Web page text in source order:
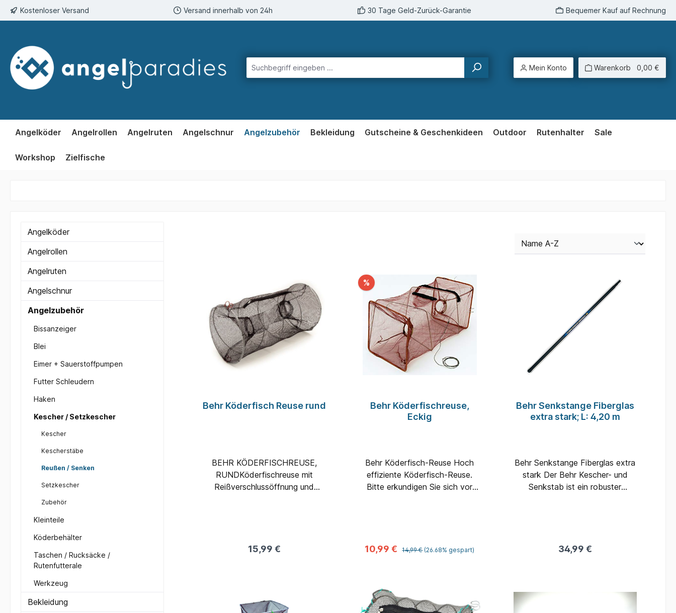
Zur Hauptnavigation springen
Kostenloser Versand Versand innerhalb von 24h 30 Tage Geld-Zurück-Garantie Bequemer Kauf auf Rechnung
Mein Konto Warenkorb 0,00 €
Angelköder Angelrollen Angelruten Angelschnur Angelzubehör Bekleidung Gutscheine & Geschenkideen Outdoor Rutenhalter Sale
Workshop Zielfische
Angelköder
Angelrollen
Angelruten
Angelschnur
Angelzubehör
Bissanzeiger
Blei
Eimer + Sauerstoffpumpen
Futter Schleudern
Haken
Kescher / Setzkescher
Kescher
Kescherstäbe
Reußen / Senken
Setzkescher
Zubehör
Kleinteile
Köderbehälter
Taschen / Rucksäcke /
Rutenfutterale
Werkzeug
Bekleidung
Behr Köderfisch Reuse rund
BEHR KÖDERFISCHREUSE,
RUNDKöderfischreuse mit
Reißverschlussöffnung und
Netzmaterial: 100 % Polyamid.
15,99 €
%
Behr Köderfischreuse,
Eckig
Behr Köderfisch-Reuse Hoch
effiziente Köderfisch-Reuse.
Bitte erkundigen Sie sich vor
10,99 € 14,99 € (26.68% gespart)
Behr Senkstange Fiberglas
extra stark; L: 4,20 m
Behr Senkstange Fiberglas extra
stark Der Behr Kescher- und
Senkstab ist ein robuster
Senkstab ist dreiteilig und hat ein
ausgezogen: 420cm, also ideal
um eine Senke an guten Stellen
34,99 €